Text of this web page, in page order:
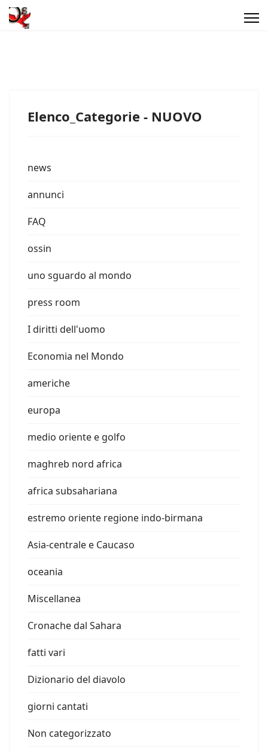
Elenco_Categorie - NUOVO
news
annunci
FAQ
ossin
uno sguardo al mondo
press room
I diritti dell'uomo
Economia nel Mondo
americhe
europa
medio oriente e golfo
maghreb nord africa
africa subsahariana
estremo oriente regione indo-birmana
Asia-centrale e Caucaso
oceania
Miscellanea
Cronache dal Sahara
fatti vari
Dizionario del diavolo
giorni cantati
Non categorizzato